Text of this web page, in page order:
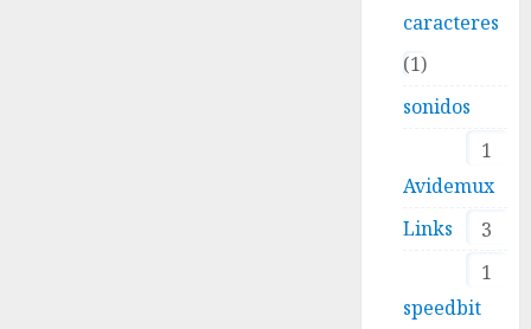
caracteres
1
sonidos
1
Avidemux
3
Links
1
speedbit